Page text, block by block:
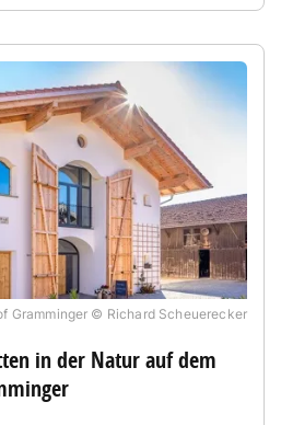
Gramminger © Richard Scheuerecker
in der Natur auf dem